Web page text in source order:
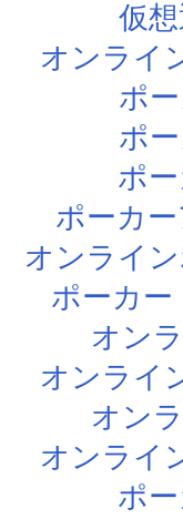
仮
オンライ
ポ
ポ
ポ
ポーカ
オンライ
ポーカ
オン
オンライ
オン
オンライ
ポ